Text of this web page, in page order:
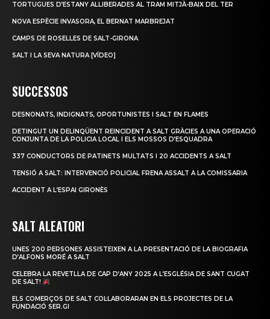
TORTUGUES D’ESTANY ALLIBERADES AL TRAM MITJÀ-BAIX DEL TER
NOVA ESPÈCIE INVASORA, EL BERNAT MARBREJAT
CAMPS DE ROSELLES DE SALT-GIRONA
SALT I LA SEVA NATURA [VÍDEO]
SUCCESSOS
DESNONATS, INDIGNATS, OPORTUNISTES I SALT EN FLAMES
DETINGUT UN DELINQÜENT REINCIDENT A SALT GRÀCIES A UNA OPERACIÓ
CONJUNTA DE LA POLICIA LOCAL I ELS MOSSOS D’ESQUADRA
337 CONDUCTORS DE PATINETS MULTATS I 20 ACCIDENTS A SALT
TENSIÓ A SALT: INTERVENCIÓ POLICIAL FRENA ASSALT A LA COMISSARIA
ACCIDENT A L’ESPAI GIRONÈS
SALT ALEATORI
UNES 200 PERSONES ASSISTEIXEN A LA PRESENTACIÓ DE LA BIOGRAFIA
D’ALFONS MORÉ A SALT
CELEBRA LA REVETLLA DE CAP D’ANY 2025 A L’ESGLÉSIA DE SANT CUGAT
DE SALT!
ELS COMERÇOS DE SALT COL·LABORARAN EN ELS PROJECTES DE LA
FUNDACIÓ SER.GI